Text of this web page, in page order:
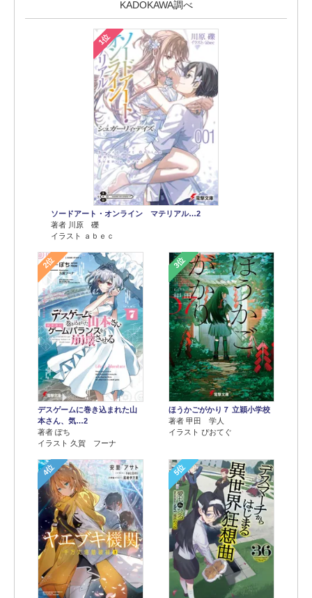
KADOKAWA調べ
1位
ソードアート・オンライン マテリアル…2
著者 川原 礫
イラスト ａｂｅｃ
2位
デスゲームに巻き込まれた山
本さん、気…2
著者 ぽち
イラスト 久賀 フーナ
3位
ほうかごがかり７ 立穎小学校
著者 甲田 学人
イラスト ぴおてぐ
4位 5位